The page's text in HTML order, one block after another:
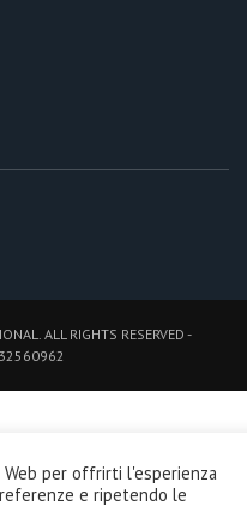
ALL RIGHTS RESERVED -
per offrirti l'esperienza
e ripetendo le